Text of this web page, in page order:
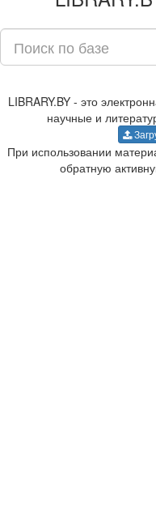
LIBRARY.BY - это
научные и
При использовании
обратную